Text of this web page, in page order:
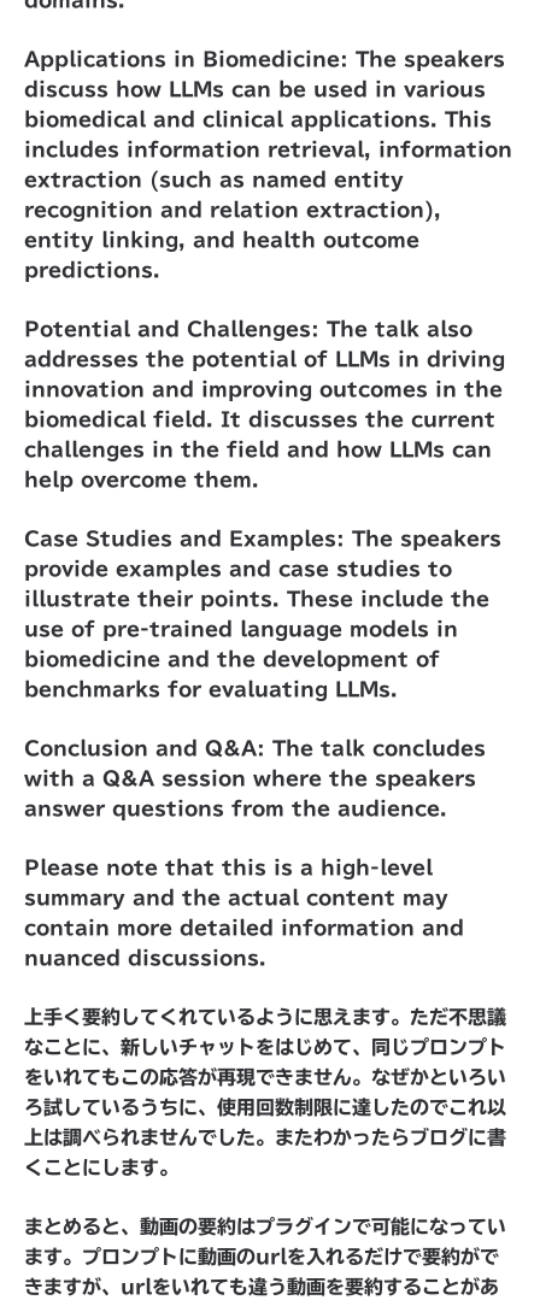
Applications in Biomedicine: The speakers
discuss how LLMs can be used in various
biomedical and clinical applications. This
includes information retrieval, information
extraction (such as named entity
recognition and relation extraction),
entity linking, and health outcome
predictions.
Potential and Challenges: The talk also
addresses the potential of LLMs in driving
innovation and improving outcomes in the
biomedical field. It discusses the current
challenges in the field and how LLMs can
help overcome them.
Case Studies and Examples: The speakers
provide examples and case studies to
illustrate their points. These include the
use of pre-trained language models in
biomedicine and the development of
benchmarks for evaluating LLMs.
Conclusion and Q&A: The talk concludes
with a Q&A session where the speakers
answer questions from the audience.
Please note that this is a high-level
summary and the actual content may
contain more detailed information and
nuanced discussions.
上手く要約してくれているように思えます。ただ不思議
なことに、新しいチャットをはじめて、同じプロンプト
をいれてもこの応答が再現できません。なぜかといろい
ろ試しているうちに、使用回数制限に達したのでこれ以
上は調べられませんでした。またわかったらブログに書
くことにします。
まとめると、動画の要約はプラグインで可能になってい
ます。プロンプトに動画のurlを入れるだけで要約がで
きますが、urlをいれても違う動画を要約することがあ